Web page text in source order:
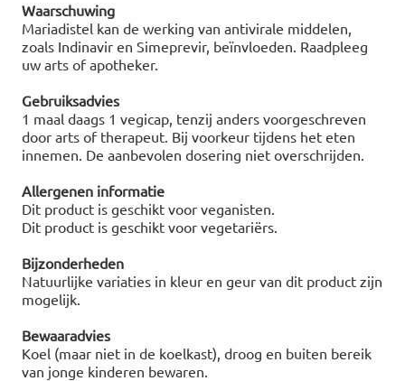
Waarschuwing
Mariadistel kan de werking van antivirale middelen,
zoals Indinavir en Simeprevir, beïnvloeden. Raadpleeg
uw arts of apotheker.
Gebruiksadvies
1 maal daags 1 vegicap, tenzij anders voorgeschreven
door arts of therapeut. Bij voorkeur tijdens het eten
innemen. De aanbevolen dosering niet overschrijden.
Allergenen informatie
Dit product is geschikt voor veganisten.
Dit product is geschikt voor vegetariërs.
Bijzonderheden
Natuurlijke variaties in kleur en geur van dit product zijn
mogelijk.
Bewaaradvies
Koel (maar niet in de koelkast), droog en buiten bereik
van jonge kinderen bewaren.